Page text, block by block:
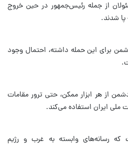
از جمله رئیس‌جمهور در حین خروج
شدند.
برای این حمله داشته، احتمال وجود
از هر ابزار ممکن، حتی ترور مقامات
ملی ایران استفاده می‌کند.
رسانه‌های وابسته به غرب و رژیم